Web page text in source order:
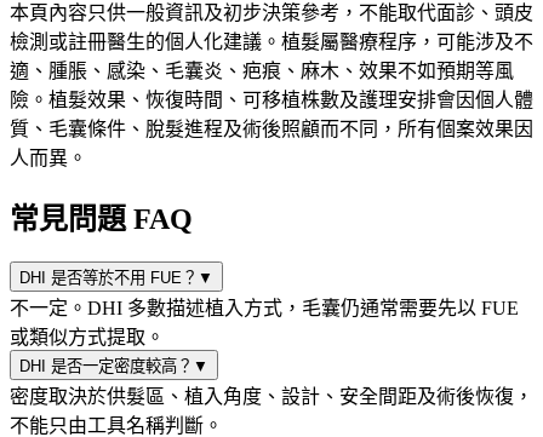
本頁內容只供一般資訊及初步決策參考，不能取代面診、頭皮
檢測或註冊醫生的個人化建議。植髮屬醫療程序，可能涉及不
適、腫脹、感染、毛囊炎、疤痕、麻木、效果不如預期等風
險。植髮效果、恢復時間、可移植株數及護理安排會因個人體
質、毛囊條件、脫髮進程及術後照顧而不同，所有個案效果因
人而異。
常見問題 FAQ
DHI 是否等於不用 FUE？ ▼
不一定。DHI 多數描述植入方式，毛囊仍通常需要先以 FUE
或類似方式提取。
DHI 是否一定密度較高？ ▼
密度取決於供髮區、植入角度、設計、安全間距及術後恢復，
不能只由工具名稱判斷。